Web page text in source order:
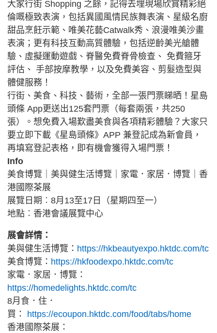
大家行街 Shopping 之餘，記得去埋現場欣賞精彩絕
倫嘅極致表演，包括異國風情民族舞表演、星級名廚
甜品烹飪示範、唯美花藝Catwalk秀、浪漫唯美沙畫
表演；更有科技互動高質體驗，包括逆齡美光艙體
驗、虛擬運動遊戲、脊醫免費脊骨檢查、 免費箍牙
評估、 手部按摩教學，以及免費美容、剪髮造型與
體健服務！
行街、美食、科技、藝術，全部一張門票睇晒！星島
頭條 App更送出125套門票（每套兩張，共250
張）。想免費入場歎盡美食與各項精彩體驗？大家只
要立即下載《星島頭條》APP 兼登記成為新會員，
再填寫登記表格，即有機會獲得入場門票！
Info
美食博覽｜美與健生活博覽｜家電．家居．博覽｜香
港國際茶展
展覽日期︰8月13至17日（星期四至一）
地點︰香港會議展覽中心
展會詳情：
美與健生活博覽： https://hkbeautyexpo.hktdc.com/tc
美食博覽： https://hkfoodexpo.hktdc.com/tc
家電．家居．博覽：
https://homedelights.hktdc.com/tc
8月食．住．
買： https://ecoupon.hktdc.com/food/tabs/home
香港國際茶展：